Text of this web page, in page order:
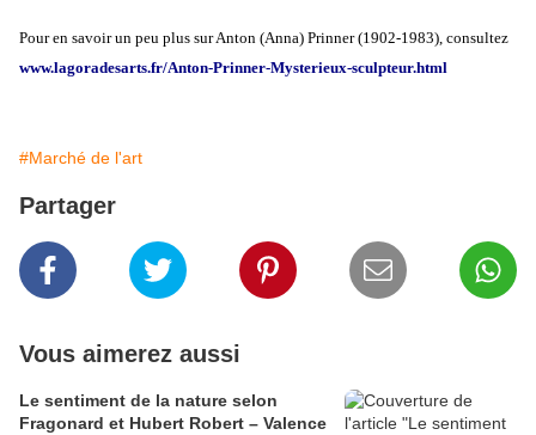
Pour en savoir un peu plus sur Anton (Anna) Prinner (1902-1983), consultez
www.lagoradesarts.fr/Anton-Prinner-Mysterieux-sculpteur.html
#Marché de l'art
Partager
Vous aimerez aussi
​​​​​​​Le sentiment de la nature selon
Fragonard et Hubert Robert – Valence